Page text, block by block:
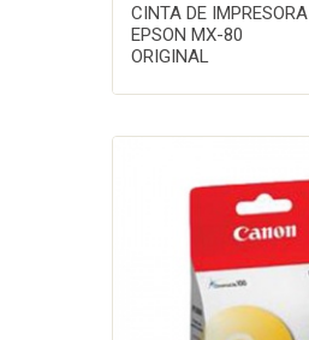
CINTA DE IMPRESORA
EPSON MX-80
ORIGINAL